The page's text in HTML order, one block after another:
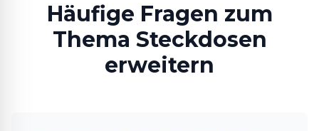
Häufige Fragen zum
Thema Steckdosen
erweitern